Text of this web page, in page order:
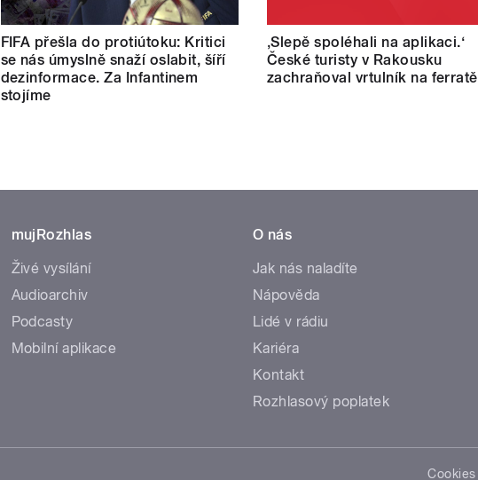
FIFA přešla do protiútoku: Kritici
se nás úmyslně snaží oslabit, šíří
dezinformace. Za Infantinem
stojíme
‚Slepě spoléhali na aplikaci.‘
České turisty v Rakousku
zachraňoval vrtulník na ferratě
mujRozhlas
Živé vysílání
Audioarchiv
Podcasty
Mobilní aplikace
O nás
Jak nás naladíte
Nápověda
Lidé v rádiu
Kariéra
Kontakt
Rozhlasový poplatek
Cookies